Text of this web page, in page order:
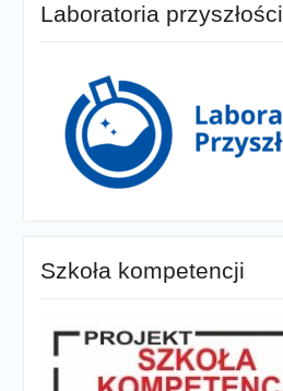
Laboratoria przyszłości
Szkoła kompetencji